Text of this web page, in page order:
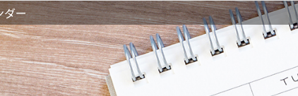
生活情報・相談 TOP
浜松市内の情報・相談
全国共通
日本語・学習 TOP
日本語を教室で学ぶ
自分で学ぶ
HICE日本語能力試験（
外
仕事
職
ダー